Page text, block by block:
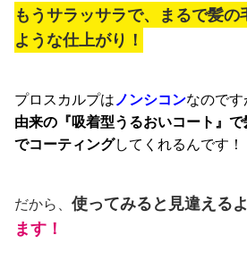
もうサラッサラで、まるで髪
ような仕上がり！
プロスカルプはノンシコンなので
由来の『吸着型うるおいコート』
でコーティングしてくれるんです！
だから、 使ってみると見違える
ます！